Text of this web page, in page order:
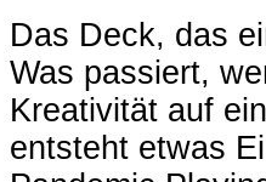
Das Deck, das
Was passiert,
Kreativität auf
entsteht etwas